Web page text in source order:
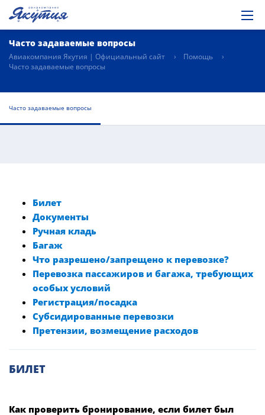
Авиакомпания Якутия | Официальный сайт
Помощь
Часто задаваемые вопросы
Часто задаваемые вопросы
Часто задаваемые вопросы
Билет
Документы
Ручная кладь
Багаж
Что разрешено/запрещено к перевозке?
Перевозка пассажиров и багажа, требующих
особых условий
Регистрация/посадка
Субсидированные перевозки
Претензии, возмещение расходов
БИЛЕТ
Как проверить бронирование, если билет был